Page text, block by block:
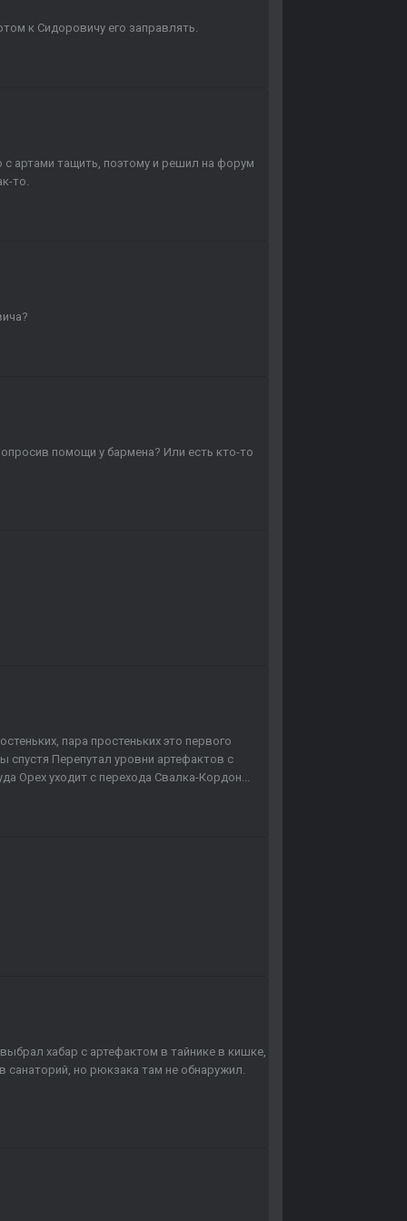
к Сидоровичу его заправлять.
с артами тащить, поэтому и решил на форум
то.
помощи у бармена? Или есть кто-то
пара простеньких это первого
спустя Перепутал уровни артефактов с
Орех уходит с перехода Свалка-Кордон...
хабар с артефактом в тайнике в кишке,
санаторий, но рюкзака там не обнаружил.